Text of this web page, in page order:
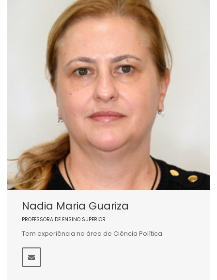
Nadia Maria Guariza
PROFESSORA DE ENSINO SUPERIOR
Tem experiência na área de Ciência Política.